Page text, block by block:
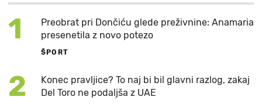
1
Preobrat pri Dončiću glede preživnine: Anamaria
presenetila z novo potezo
ŠPORT
2
Konec pravljice? To naj bi bil glavni razlog, zakaj
Del Toro ne podaljša z UAE